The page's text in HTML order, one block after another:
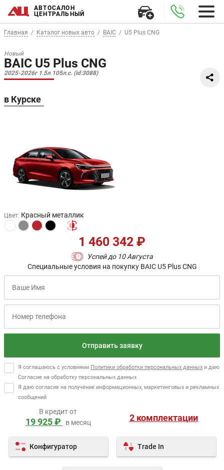
АВТОСАЛОН
ЦЕНТРАЛЬНЫЙ
Главная Каталог новых авто BAIC U5 Plus CNG
Новый
BAIC U5 Plus CNG
2025-2026г 1.5л 105л.с. (id:3088)
в Курске
Цвет: Красный металлик
Успей до 10 Августа
1 460 342 ₽
Специальные условия на покупку BAIC U5 Plus CNG
Отправить заявку
Я соглашаюсь с условиями Политики обработки персональных данных и даю
Согласие на обработку персональных данных
Я даю согласие на получение информационных, маркетинговых и рекламных
сообщений
2 комплектации
Конфигуратор Trade In
В кредит от
19 925 ₽ в месяц